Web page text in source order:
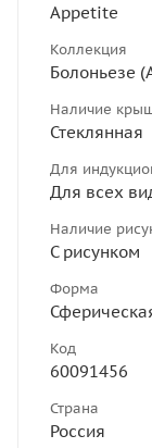
Appetite
Коллекция
Болоньезе
Наличие
Стеклянная
Для
Для всех
Наличие
С рисунком
Форма
Код
60091456
Страна
Россия